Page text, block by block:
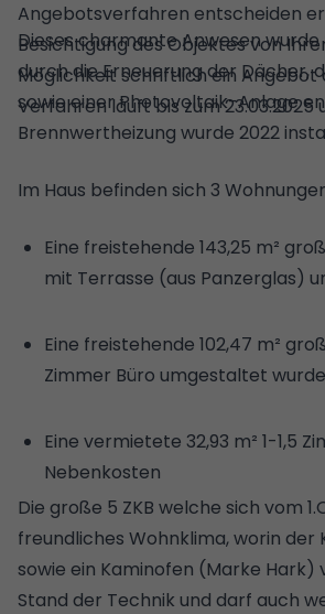
Angebotsverfahren entscheiden
Besichtigung des Objektes von
Möglichkeit schriftlich ein Angebot
Verfahren läuft bis zum
Dieses charmante Anwesen
durch die Erneuerung der Dächer,
sowie einer Photovoltaik-Anlage
Brennwertheizung wurde 2022
Im Haus befinden sich 3
Eine freistehende 143,25 m²
mit Terrasse (aus Panzerglas)
Eine freistehende 102,47 m²
Zimmer Büro umgestaltet
Eine vermietete 32,93 m² 1-1,5
Nebenkosten
Die große 5 ZKB welche sich vom
freundliches Wohnklima, worin
sowie ein Kaminofen (Marke
Stand der Technik und darf auch